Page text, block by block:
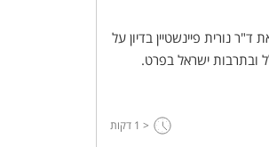
נורית פיינשטיין בדיון על
ובתרבות ישראל בפרט.
< 1 דקות